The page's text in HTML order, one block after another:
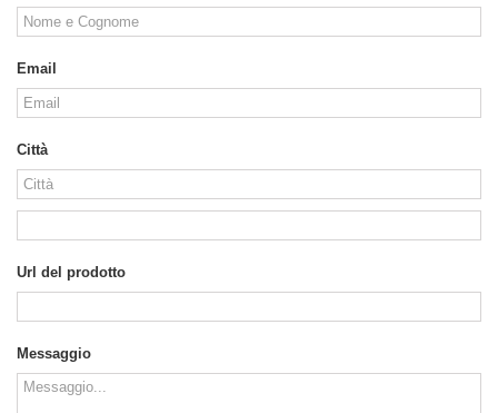
Email
Città
Url del prodotto
Messaggio